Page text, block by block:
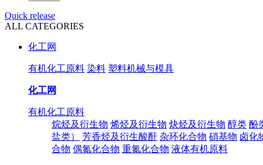
Quick release
ALL CATEGORIES
化工网
有机化工原料 染料 塑料机械与模具
化工网
有机化工原料
烷烃及衍生物 烯烃及衍生物 炔烃及衍生物 醇类 酚
盐类）
芳香烃及衍生酸酐 杂环化合物 硝基物 卤化
合物 偶氮化合物 重氮化合物 液体有机原料